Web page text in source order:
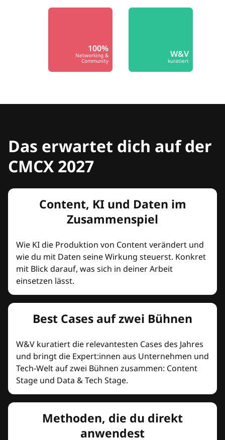
100%
Networking &
Community
W&V
kuratiert
Das erwartet dich auf der
CMCX 2027
Content, KI und Daten im
Zusammenspiel
Wie KI die Produktion von Content verändert und
wie du mit Daten seine Wirkung steuerst. Konkret
mit Blick darauf, was sich in deiner Arbeit
einsetzen lässt.
Best Cases auf zwei Bühnen
W&V kuratiert die relevantesten Cases des Jahres
und bringt die Expert:innen aus Unternehmen und
Tech-Welt auf zwei Bühnen zusammen: Content
Stage und Data & Tech Stage.
Methoden, die du direkt
anwendest